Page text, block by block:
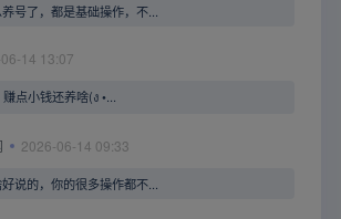
号了，都是基础操作，不...
14 13:07
点小钱还养啥(ง •...
2026-06-14 09:33
说的，你的很多操作都不...